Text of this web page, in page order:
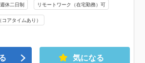
休二日制 リモートワーク（在宅勤務）可
アタイムあり）
気になる